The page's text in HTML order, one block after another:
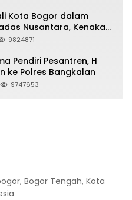
Kota Bogor dalam
Nusantara, Kenakan
sebagai Simbol
9824871
Pendiri Pesantren, H
ke Polres Bangkalan
9747653
Bogor Tengah, Kota